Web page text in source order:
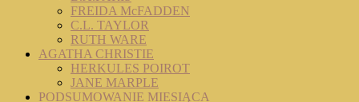
FREIDA McFADDEN
C.L. TAYLOR
RUTH WARE
AGATHA CHRISTIE
HERKULES POIROT
JANE MARPLE
PODSUMOWANIE MIESIĄCA